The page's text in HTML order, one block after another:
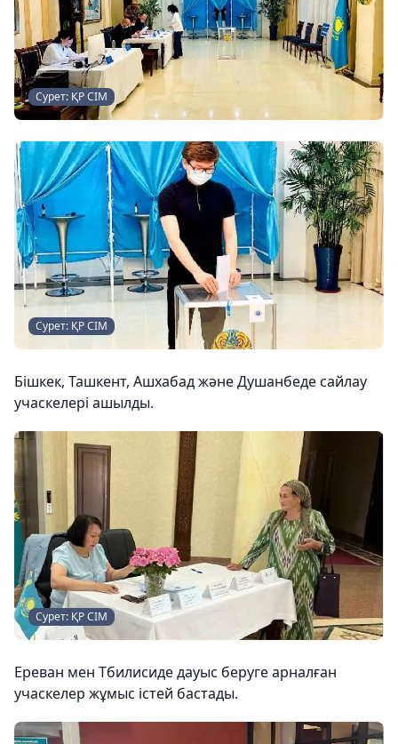
Сурет: ҚР СІМ
Сурет: ҚР СІМ
Бішкек, Ташкент, Ашхабад және Душанбеде сайлау
учаскелері ашылды.
Сурет: ҚР СІМ
Ереван мен Тбилисиде дауыс беруге арналған
учаскелер жұмыс істей бастады.